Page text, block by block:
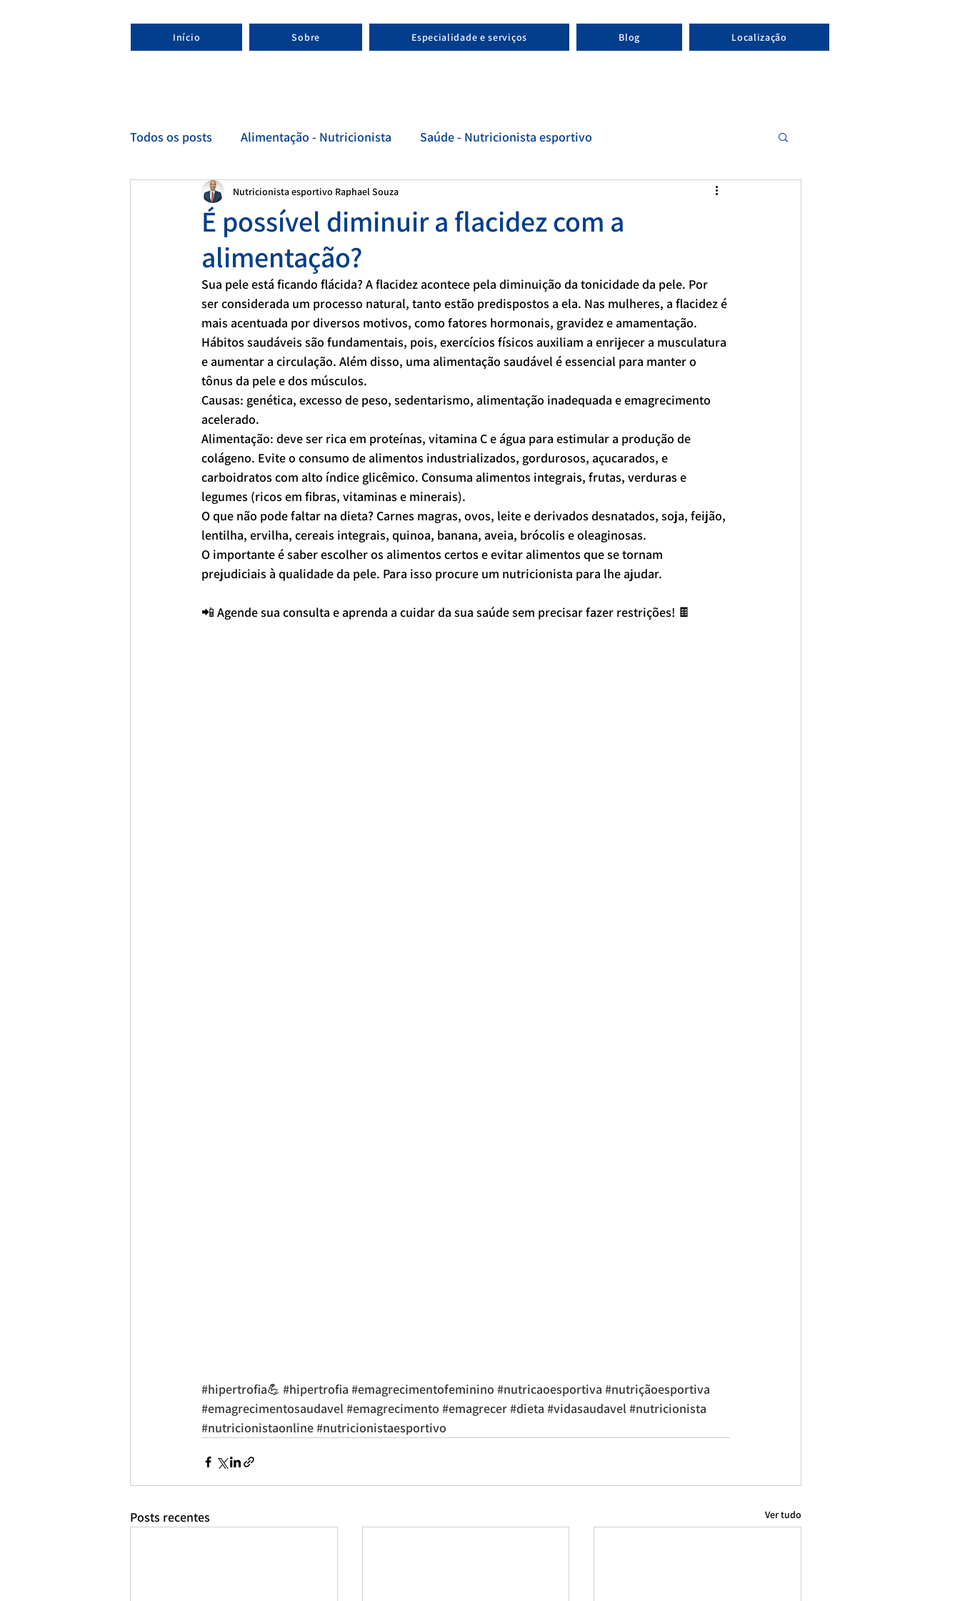
Início Sobre Especialidade e serviços Blog Localização
Todos os posts Alimentação - Nutricionista Saúde - Nutricionista esportivo
Esporte - Nutricionista esportivo Evolução - Nutricionista esportivo
É possível diminuir a flacidez com a
alimentação?
Nutricionista esportivo Raphael Souza
Sua pele está ficando flácida? A flacidez acontece pela diminuição da tonicidade da pele. Por
ser considerada um processo natural, tanto estão predispostos a ela. Nas mulheres, a flacidez é
mais acentuada por diversos motivos, como fatores hormonais, gravidez e amamentação.
Hábitos saudáveis são fundamentais, pois, exercícios físicos auxiliam a enrijecer a musculatura
e aumentar a circulação. Além disso, uma alimentação saudável é essencial para manter o
tônus da pele e dos músculos.
Causas: genética, excesso de peso, sedentarismo, alimentação inadequada e emagrecimento
acelerado.
Alimentação: deve ser rica em proteínas, vitamina C e água para estimular a produção de
colágeno. Evite o consumo de alimentos industrializados, gordurosos, açucarados, e
carboidratos com alto índice glicêmico. Consuma alimentos integrais, frutas, verduras e
legumes (ricos em fibras, vitaminas e minerais).
O que não pode faltar na dieta? Carnes magras, ovos, leite e derivados desnatados, soja, feijão,
lentilha, ervilha, cereais integrais, quinoa, banana, aveia, brócolis e oleaginosas.
O importante é saber escolher os alimentos certos e evitar alimentos que se tornam
prejudiciais à qualidade da pele. Para isso procure um nutricionista para lhe ajudar.
📲 Agende sua consulta e aprenda a cuidar da sua saúde sem precisar fazer restrições! 🍫
#hipertrofia💪 #hipertrofia #emagrecimentofeminino #nutricaoesportiva #nutriçãoesportiva
#emagrecimentosaudavel #emagrecimento #emagrecer#dieta #vidasaudavel #nutricionista
#nutricionistaonline#nutricionistaesportivo
Posts recentes Ver tudo